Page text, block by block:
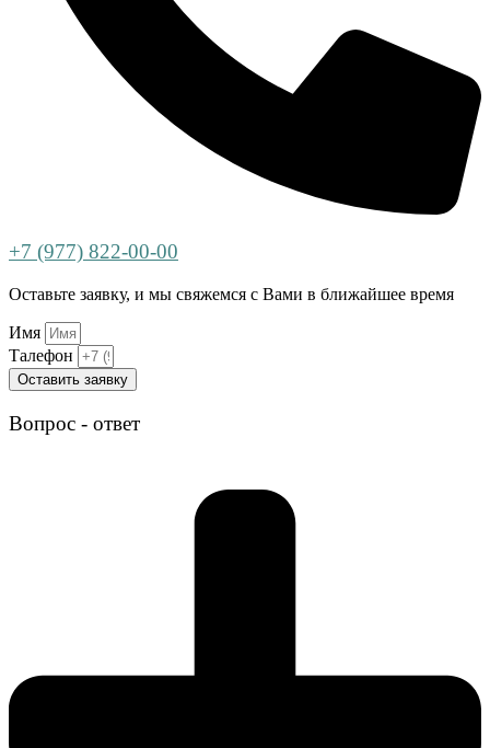
+7 (977) 822-00-00
Оставьте заявку, и мы свяжемся с Вами в ближайшее время
Имя
Талефон
Оставить заявку
Вопрос - ответ